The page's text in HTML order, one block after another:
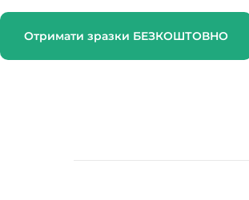
Отримати зразки БЕЗКОШТОВНО